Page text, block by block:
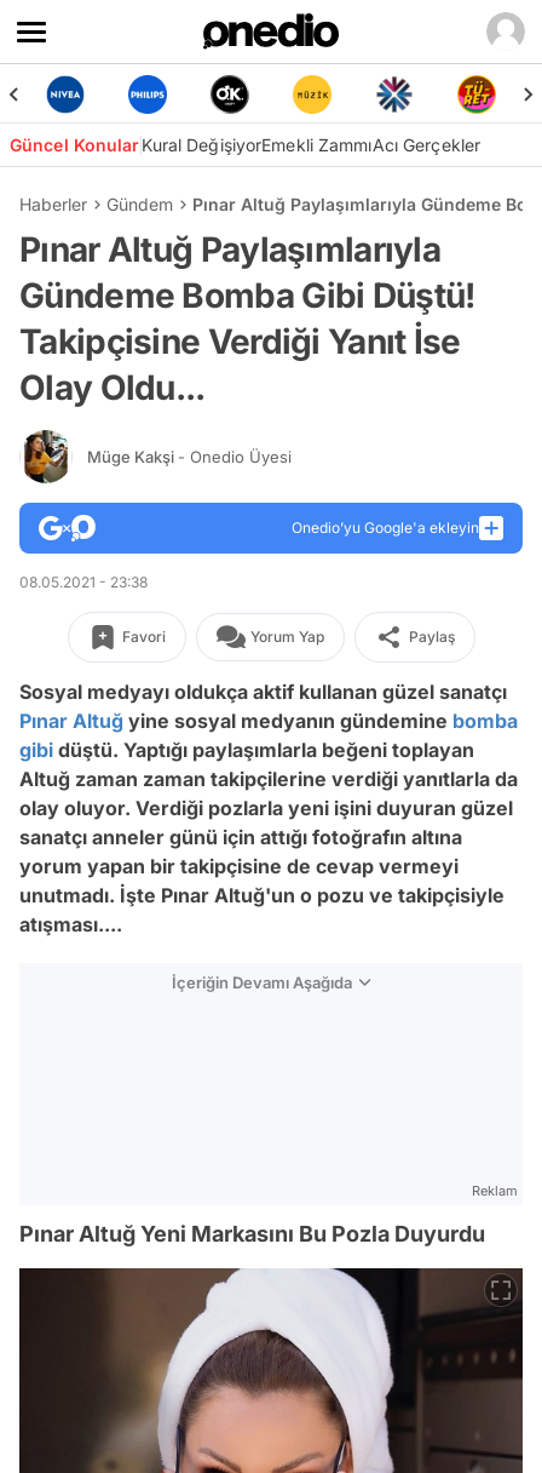
Güncel KonularKural DeğişiyorEmekli ZammıAcı Gerçekler
Haberler Gündem Pınar Altuğ Paylaşımlarıyla Gündeme
Pınar Altuğ Paylaşımlarıyla
Gündeme Bomba Gibi Düştü!
Takipçisine Verdiği Yanıt İse
Olay Oldu...
Müge Kakşi - Onedio Üyesi
Onedio’yu Google'a ekleyin
08.05.2021 - 23:38
Favori Yorum Yap Paylaş
Sosyal medyayı oldukça aktif kullanan güzel sanatçı
Pınar Altuğ yine sosyal medyanın gündemine bomba
gibi düştü. Yaptığı paylaşımlarla beğeni toplayan
Altuğ zaman zaman takipçilerine verdiği yanıtlarla da
olay oluyor. Verdiği pozlarla yeni işini duyuran güzel
sanatçı anneler günü için attığı fotoğrafın altına
yorum yapan bir takipçisine de cevap vermeyi
unutmadı. İşte Pınar Altuğ'un o pozu ve takipçisiyle
atışması....
İçeriğin Devamı Aşağıda
Reklam
Pınar Altuğ Yeni Markasını Bu Pozla Duyurdu